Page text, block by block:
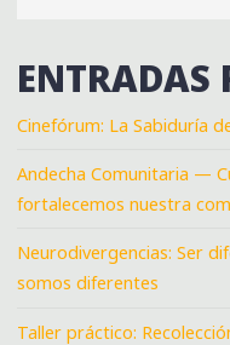
ENTRADAS
Cinefórum: La Sabiduría
Andecha Comunitaria —
fortalecemos nuestra
Neurodivergencias: Ser
somos diferentes
Taller práctico: